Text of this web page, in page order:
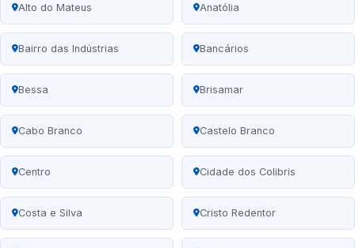
Alto do Mateus Anatólia
Bairro das Indústrias Bancários
Bessa Brisamar
Cabo Branco Castelo Branco
Centro Cidade dos Colibris
Costa e Silva Cristo Redentor